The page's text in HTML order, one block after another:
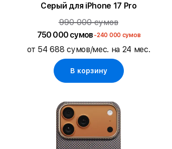
Серый для iPhone 17 Pro
990 000 сумов
750 000 сумов -240 000 сумов
от 54 688 сумов/мес. на 24 мес.
В корзину